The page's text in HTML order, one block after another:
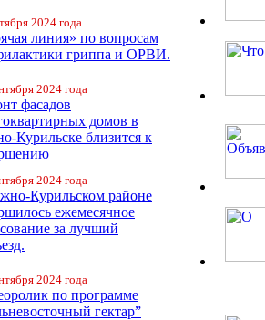
2024 года
линия» по вопросам
гриппа и ОРВИ.
2024 года
фасадов
домов в
Курильске близится к
2024 года
Курильском районе
ежемесячное
за лучший
2024 года
по программе
гектар”